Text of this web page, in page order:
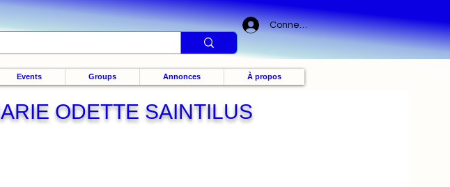
Connexion
Events Groups Annonces À propos
ODETTE SAINTILUS